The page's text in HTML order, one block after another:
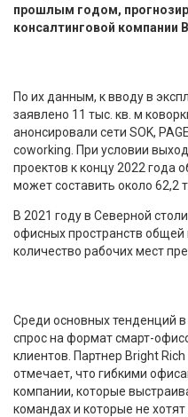
прошлым годом,
консалтинговой компании
По их данным, к вводу в
заявлено 11 тыс. кв. м
анонсировали сети SOK,
coworking. При условии
проектов к концу 2022 года
может составить около 62,2
В 2021 году в Северной
офисных пространств
количество рабочих мест
Среди основных тенденций
спрос на формат смарт-
клиентов. Партнер Bright
отмечает, что гибкими
компании, которые
командах и которые не